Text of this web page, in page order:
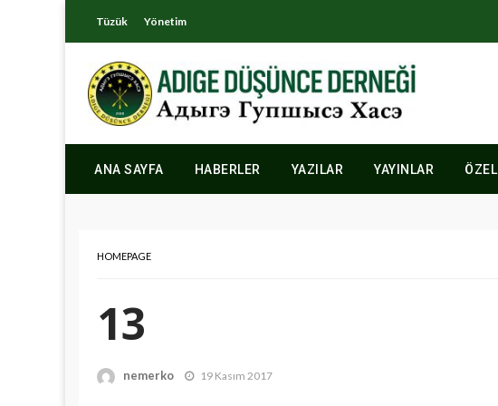
Tüzük Yönetim
ANA SAYFA HABERLER YAZILAR YAYINLAR
HOMEPAGE
13
nemerko 19 Kasım 2017